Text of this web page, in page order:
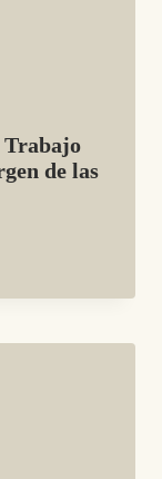
Trabajo
de las